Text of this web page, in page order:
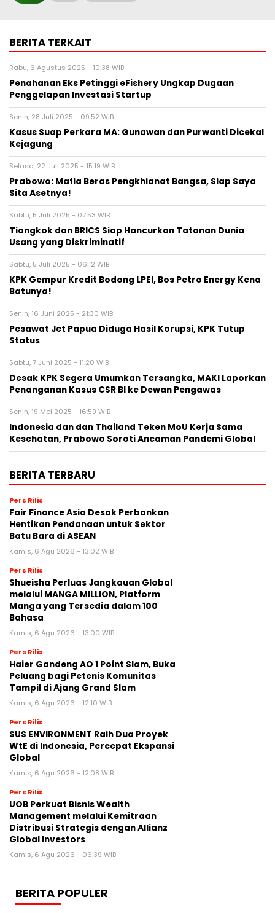
BERITA TERKAIT
Rabu, 6 Agustus 2025 - 10:38 WIB
Penahanan Eks Petinggi eFishery Ungkap Dugaan
Penggelapan Investasi Startup
Senin, 28 Juli 2025 - 09:52 WIB
Kasus Suap Perkara MA: Gunawan dan Purwanti Dicekal
Kejagung
Selasa, 22 Juli 2025 - 15:19 WIB
Prabowo: Mafia Beras Pengkhianat Bangsa, Siap Saya
Sita Asetnya!
Sabtu, 5 Juli 2025 - 07:53 WIB
Tiongkok dan BRICS Siap Hancurkan Tatanan Dunia
Usang yang Diskriminatif
Sabtu, 5 Juli 2025 - 06:12 WIB
KPK Gempur Kredit Bodong LPEI, Bos Petro Energy Kena
Batunya!
Senin, 16 Juni 2025 - 21:30 WIB
Pesawat Jet Papua Diduga Hasil Korupsi, KPK Tutup
Status
Sabtu, 7 Juni 2025 - 11:20 WIB
Desak KPK Segera Umumkan Tersangka, MAKI Laporkan
Penanganan Kasus CSR BI ke Dewan Pengawas
Senin, 19 Mei 2025 - 16:59 WIB
Indonesia dan dan Thailand Teken MoU Kerja Sama
Kesehatan, Prabowo Soroti Ancaman Pandemi Global
BERITA TERBARU
Pers Rilis
Fair Finance Asia Desak Perbankan
Hentikan Pendanaan untuk Sektor
Batu Bara di ASEAN
Kamis, 6 Agu 2026 - 13:02 WIB
Pers Rilis
Shueisha Perluas Jangkauan Global
melalui MANGA MILLION, Platform
Manga yang Tersedia dalam 100
Bahasa
Kamis, 6 Agu 2026 - 13:00 WIB
Pers Rilis
Haier Gandeng AO 1 Point Slam, Buka
Peluang bagi Petenis Komunitas
Tampil di Ajang Grand Slam
Kamis, 6 Agu 2026 - 12:10 WIB
Pers Rilis
SUS ENVIRONMENT Raih Dua Proyek
WtE di Indonesia, Percepat Ekspansi
Global
Kamis, 6 Agu 2026 - 12:08 WIB
Pers Rilis
UOB Perkuat Bisnis Wealth
Management melalui Kemitraan
Distribusi Strategis dengan Allianz
Global Investors
Kamis, 6 Agu 2026 - 06:39 WIB
BERITA POPULER